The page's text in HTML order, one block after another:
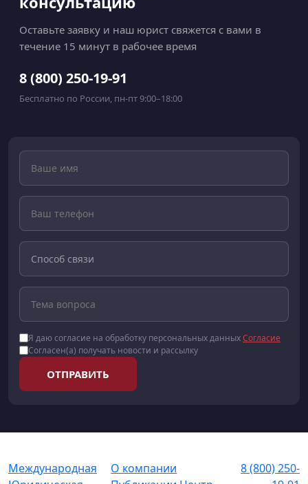
Оставьте заявку и наш юрист свяжется с вами в
течение 15 минут в рабочее время
8 (800) 250-19-91
Бесплатно по России, пн-пт 9:00–18:00
Я даю согласие на обработку персональных данныхСогласие
Согласен(а) получать новости и рассылку
ОТПРАВИТЬ
Международная
О компании
8 (800) 250-